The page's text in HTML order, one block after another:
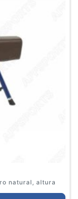
natural, altura